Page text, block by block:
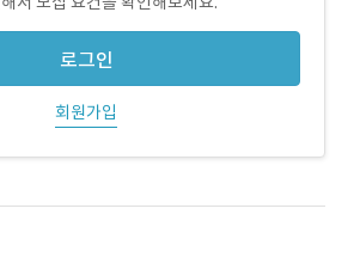
로그인
회원가입